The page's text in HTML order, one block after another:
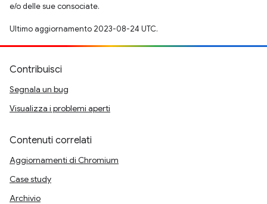
e/o delle sue consociate.
Ultimo aggiornamento 2023-08-24 UTC.
Contribuisci
Segnala un bug
Visualizza i problemi aperti
Contenuti correlati
Aggiornamenti di Chromium
Case study
Archivio